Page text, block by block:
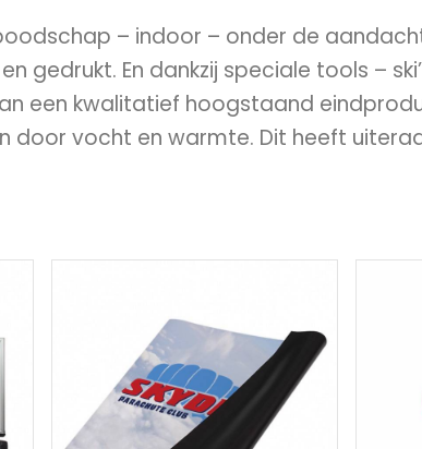
– indoor – onder de
gedrukt. En dankzij speciale tools –
een kwalitatief hoogstaand
door vocht en warmte. Dit heeft